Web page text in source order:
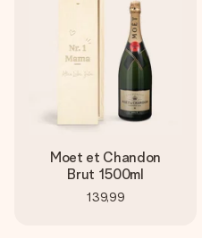
Moet et Chandon
Brut 1500ml
139,99